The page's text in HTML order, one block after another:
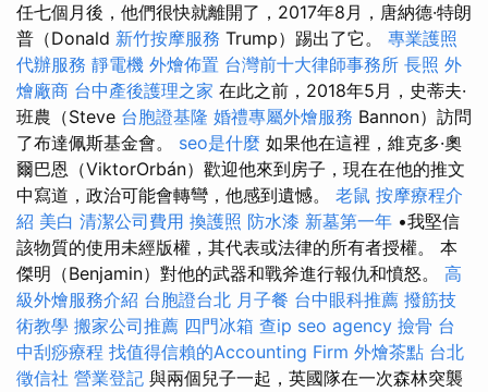
任七個月後，他們很快就離開了，2017年8月，唐納德·特朗
普（Donald 新竹按摩服務 Trump）踢出了它。 專業護照
代辦服務 靜電機 外燴佈置 台灣前十大律師事務所 長照 外
燴廠商 台中產後護理之家 在此之前，2018年5月，史蒂夫·
班農（Steve 台胞證基隆 婚禮專屬外燴服務 Bannon）訪問
了布達佩斯基金會。 seo是什麼 如果他在這裡，維克多·奧
爾巴恩（ViktorOrbán）歡迎他來到房子，現在在他的推文
中寫道，政治可能會轉彎，他感到遺憾。 老鼠 按摩療程介
紹 美白 清潔公司費用 換護照 防水漆 新墓第一年 •我堅信
該物質的使用未經版權，其代表或法律的所有者授權。 本
傑明（Benjamin）對他的武器和戰斧進行報仇和憤怒。 高
級外燴服務介紹 台胞證台北 月子餐 台中眼科推薦 撥筋技
術教學 搬家公司推薦 四門冰箱 查ip seo agency 撿骨 台
中刮痧療程 找值得信賴的Accounting Firm 外燴茶點 台北
徵信社 營業登記 與兩個兒子一起，英國隊在一次森林突襲